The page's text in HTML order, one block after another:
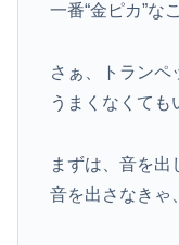
一番“金ピカ”な
さぁ、トランペ
うまくなくても
まずは、音を出
音を出さなきゃ